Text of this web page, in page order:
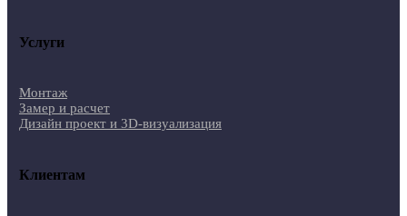
Услуги
Монтаж
Замер и расчет
Дизайн проект и 3D-визуализация
Клиентам